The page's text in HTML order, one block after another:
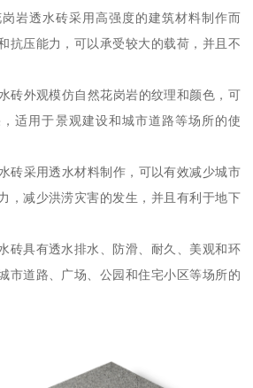
岩透水砖采用高强度的建筑材料制作而
抗压能力，可以承受较大的载荷，并且不
砖外观模仿自然花岗岩的纹理和颜色，可
适用于景观建设和城市道路等场所的使
砖采用透水材料制作，可以有效减少城市
，减少洪涝灾害的发生，并且有利于地下
砖具有透水排水、防滑、耐久、美观和环
市道路、广场、公园和住宅小区等场所的